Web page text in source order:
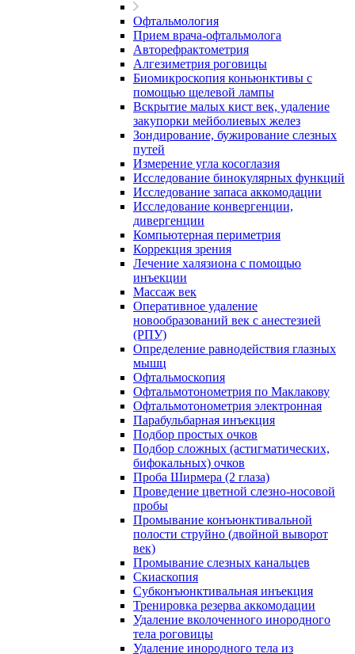
Офтальмология
Прием врача-офтальмолога
Авторефрактометрия
Алгезиметрия роговицы
Биомикроскопия коньюнктивы с
помощью щелевой лампы
Вскрытие малых кист век, удаление
закупорки мейболиевых желез
Зондирование, бужирование слезных
путей
Измерение угла косоглазия
Исследование бинокулярных функций
Исследование запаса аккомодации
Исследование конвергенции,
дивергенции
Компьютерная периметрия
Коррекция зрения
Лечение халязиона с помощью
инъекции
Массаж век
Оперативное удаление
новообразований век с анестезией
(РПУ)
Определение равнодействия глазных
мышц
Офтальмоскопия
Офтальмотонометрия по Маклакову
Офтальмотонометрия электронная
Парабульбарная инъекция
Подбор простых очков
Подбор сложных (астигматических,
бифокальных) очков
Проба Ширмера (2 глаза)
Проведение цветной слезно-носовой
пробы
Промывание конъюнктивальной
полости струйно (двойной выворот
век)
Промывание слезных канальцев
Скиаскопия
Субконъюнктивальная инъекция
Тренировка резерва аккомодации
Удаление вколоченного инородного
тела роговицы
Удаление инородного тела из